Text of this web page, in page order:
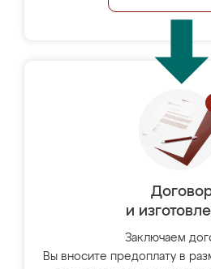
и
Заключаем
Вы вносите предоплату в